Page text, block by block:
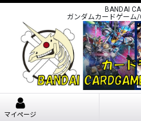
BANDAI
ガンダムカードゲーム
マイページ